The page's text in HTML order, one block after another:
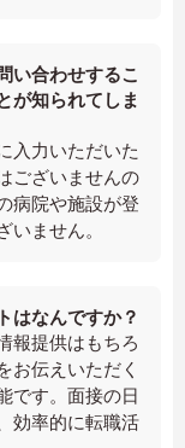
い合わせするこ
が知られてしま
入力いただいた
ございませんの
病院や施設が登
いません。
はなんですか？
報提供はもちろ
お伝えいただく
です。面接の日
効率的に転職活